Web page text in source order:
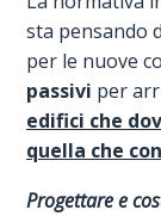
sta pensando
per le nuove
passivi per
edifici che
quella che
Progettare e